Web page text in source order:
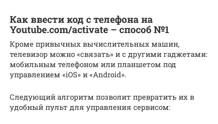
Как ввести код с телефона на
Youtube.com/activate – способ №1
Кроме привычных вычислительных машин,
телевизор можно «связать» и с другими гаджетами:
мобильным телефоном или планшетом под
управлением «iOS» и «Android».
Следующий алгоритм позволит превратить их в
удобный пульт для управления сервисом: